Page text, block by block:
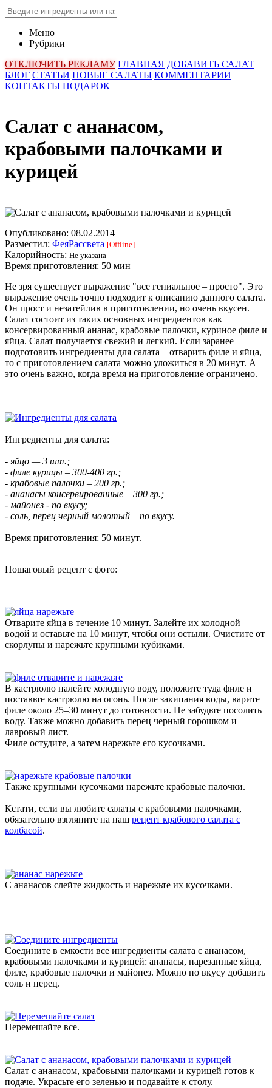
Меню
Рубрики
ОТКЛЮЧИТЬ РЕКЛАМУ ГЛАВНАЯ ДОБАВИТЬ САЛАТ
БЛОГ СТАТЬИ НОВЫЕ САЛАТЫ КОММЕНТАРИИ
КОНТАКТЫ ПОДАРОК
Салат с ананасом,
крабовыми палочками и
курицей
Опубликовано: 08.02.2014
Разместил: ФеяРассвета [Offline]
Калорийность: Не указана
Время приготовления: 50 мин
Не зря существует выражение "все гениальное – просто". Это
выражение очень точно подходит к описанию данного салата.
Он прост и незатейлив в приготовлении, но очень вкусен.
Салат состоит из таких основных ингредиентов как
консервированный ананас, крабовые палочки, куриное филе и
яйца. Салат получается свежий и легкий. Если заранее
подготовить ингредиенты для салата – отварить филе и яйца,
то с приготовлением салата можно уложиться в 20 минут. А
это очень важно, когда время на приготовление ограничено.
Ингредиенты для салата:
- яйцо — 3 шт.;
- филе курицы – 300-400 гр.;
- крабовые палочки – 200 гр.;
- ананасы консервированные – 300 гр.;
- майонез - по вкусу;
- соль, перец черный молотый – по вкусу.
Время приготовления: 50 минут.
Пошаговый рецепт с фото:
Отварите яйца в течение 10 минут. Залейте их холодной
водой и оставьте на 10 минут, чтобы они остыли. Очистите от
скорлупы и нарежьте крупными кубиками.
В кастрюлю налейте холодную воду, положите туда филе и
поставьте кастрюлю на огонь. После закипания воды, варите
филе около 25–30 минут до готовности. Не забудьте посолить
воду. Также можно добавить перец черный горошком и
лавровый лист.
Филе остудите, а затем нарежьте его кусочками.
Также крупными кусочками нарежьте крабовые палочки.
Кстати, если вы любите салаты с крабовыми палочками,
обязательно взгляните на наш рецепт крабового салата с
колбасой.
С ананасов слейте жидкость и нарежьте их кусочками.
Соедините в емкости все ингредиенты салата с ананасом,
крабовыми палочками и курицей: ананасы, нарезанные яйца,
филе, крабовые палочки и майонез. Можно по вкусу добавить
соль и перец.
Перемешайте все.
Салат с ананасом, крабовыми палочками и курицей готов к
подаче. Украсьте его зеленью и подавайте к столу.